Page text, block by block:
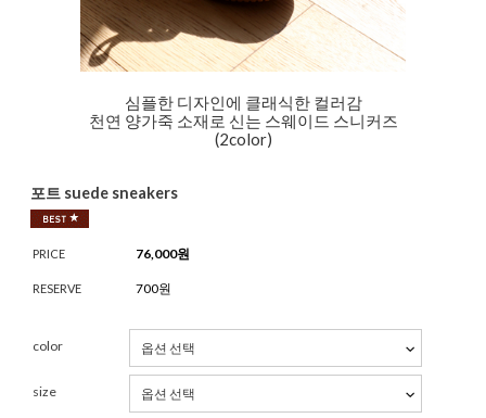
심플한 디자인에 클래식한 컬러감
천연 양가죽 소재로 신는 스웨이드 스니커즈
(2color)
포트 suede sneakers
PRICE 76,000원
RESERVE 700원
color
size